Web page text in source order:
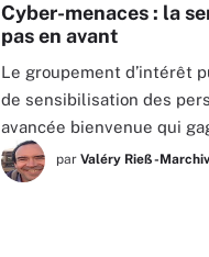
Cyber-menaces : la
pas en avant
Le groupement d’intérêt
de sensibilisation des
avancée bienvenue qui
par Valéry Rieß-